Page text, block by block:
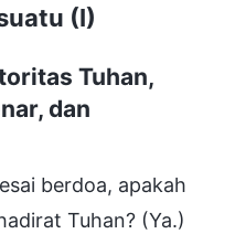
(I)
Tuhan,
dan
berdoa, apakah
Tuhan? (Ya.)